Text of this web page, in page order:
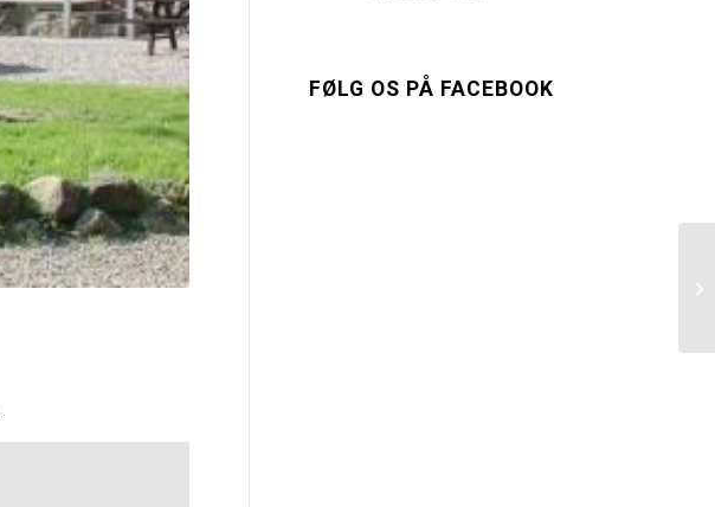
FØLG OS PÅ FACEBOOK